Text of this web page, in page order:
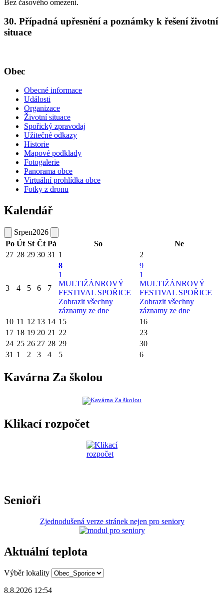
Bez časového omezení.
30. Případná upřesnění a poznámky k řešení životní
situace
Obec
Obecné informace
Události
Organizace
Životní situace
Spořický zpravodaj
Užitečné odkazy
Historie
Mapové podklady
Fotogalerie
Panorama obce
Virtuální prohlídka obce
Fotky z dronu
Kalendář
Srpen2026
Po Út St Čt Pá So
Ne
27 28 29 30 31 1 2
3 4 5 6 7
8
1
MULTIŽÁNROVÝ
FESTIVAL SPOŘICE
Zobrazit všechny
záznamy ze dne
9
1
MULTIŽÁNROVÝ
FESTIVAL SPOŘICE
Zobrazit všechny
záznamy ze dne
10 11 12 13 14 15
16
17 18 19 20 21 22
23
24 25 26 27 28 29
30
31 1 2 3 4 5 6
Kavárna Za školou
Klikací rozpočet
Senioři
Zjednodušená verze stránek nejen pro seniory
Aktuální teplota
Výběr lokality
8.8.2026 12:54